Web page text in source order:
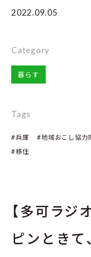
2022.09.05
Category
暮らす
Tags
#兵庫 #地域おこし協力
#移住
【多可ラジ
ピンときて